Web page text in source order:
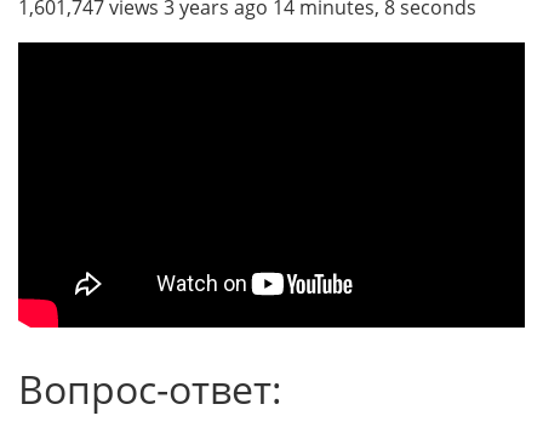
1,601,747 views 3 years ago 14 minutes, 8 seconds
Вопрос-ответ: